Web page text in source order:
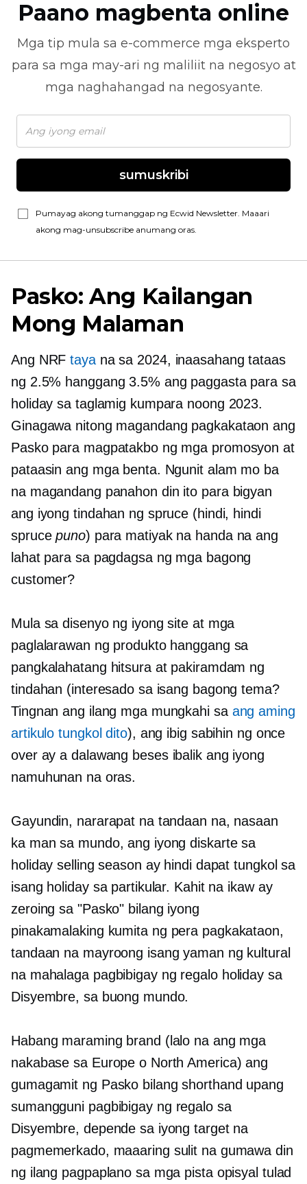
Paano magbenta online
Mga tip mula sa e-commerce mga eksperto
para sa mga may-ari ng maliliit na negosyo at
mga naghahangad na negosyante.
sumuskribi
Pumayag akong tumanggap ng Ecwid Newsletter. Maaari
akong mag-unsubscribe anumang oras.
Pasko: Ang Kailangan
Mong Malaman
Ang NRFtayana sa 2024, inaasahang tataas
ng 2.5% hanggang 3.5% ang paggasta para sa
holiday sa taglamig kumpara noong 2023.
Ginagawa nitong magandang pagkakataon ang
Pasko para magpatakbo ng mga promosyon at
pataasin ang mga benta. Ngunit alam mo ba
na magandang panahon din ito para bigyan
ang iyong tindahan ng spruce (hindi, hindi
sprucepuno) para matiyak na handa na ang
lahat para sa pagdagsa ng mga bagong
customer?
Mula sa disenyo ng iyong site at mga
paglalarawan ng produkto hanggang sa
pangkalahatang hitsura at pakiramdam ng
tindahan (interesado sa isang bagong tema?
Tingnan ang ilang mga mungkahi sa ang aming
artikulo tungkol dito), ang ibig sabihin ng once
over ay adalawang besesibalik ang iyong
namuhunan na oras.
Gayundin, nararapat na tandaan na, nasaan
ka man sa mundo, ang iyong diskarte sa
holiday selling season ay hindi dapat tungkol sa
isang holiday sa partikular. Kahit na ikaw ay
zeroing sa "Pasko" bilang iyong
pinakamalaking kumita ng pera pagkakataon,
tandaan na mayroong isang yaman ng kultural
na mahalaga pagbibigay ng regaloholiday sa
Disyembre, sa buong mundo.
Habang maraming brand (lalo na ang mga
nakabase sa Europe o North America) ang
gumagamit ng Pasko bilang shorthand upang
sumangguni pagbibigay ng regalosa
Disyembre, depende sa iyong target na
pagmemerkado, maaaring sulit na gumawa din
ng ilang pagpaplano sa mga pista opisyal tulad